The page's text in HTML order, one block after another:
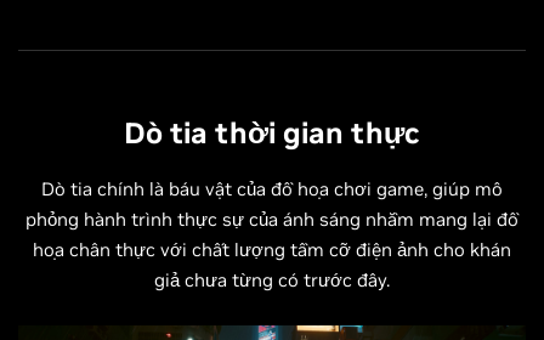
Dò tia thời gian thực
Dò tia chính là báu vật của đồ họa chơi game, giúp mô
phỏng hành trình thực sự của ánh sáng nhằm mang lại đồ
họa chân thực với chất lượng tầm cỡ điện ảnh cho khán
giả chưa từng có trước đây.